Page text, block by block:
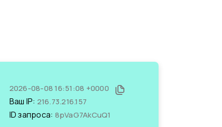
2026-08-08 16:51:08 +0000
Ваш IP: 216.73.216.157
ID запроса: 8pVaG7AkCuQ1